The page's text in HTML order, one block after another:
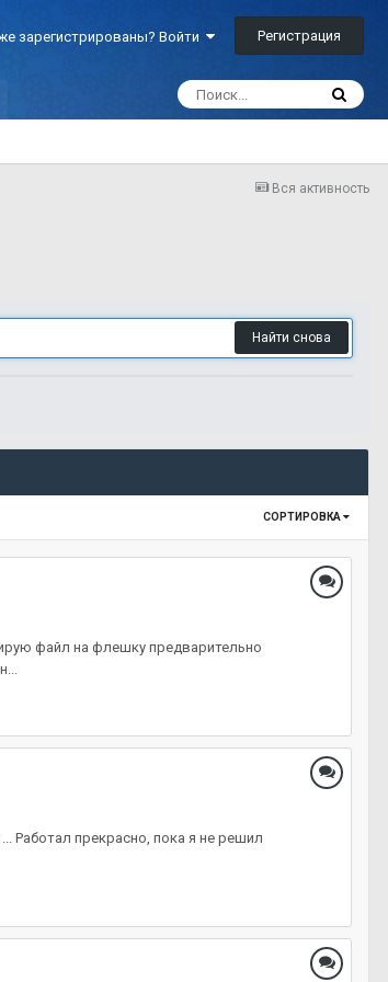
зарегистрированы? Войти Регистрация
Вся активность
Найти снова
СОРТИРОВКА
файл на флешку предварительно
Работал прекрасно, пока я не решил